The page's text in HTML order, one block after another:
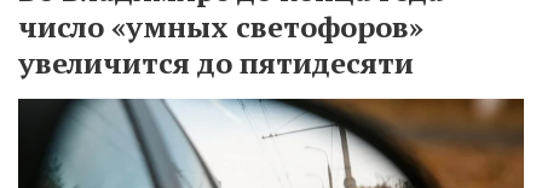
число «умных светофоров»
увеличится до пятидесяти